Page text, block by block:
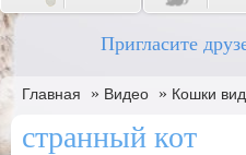
Пригласите
Главная » Видео » Кошки
странный кот